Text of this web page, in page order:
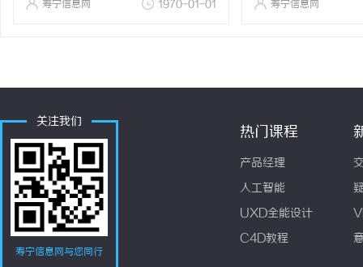
寿宁信息网 1970-01-01 寿宁信息网
关注我们
寿宁信息网与您同行
热门课程
产品经理
人工智能
UXD全能设计
C4D教程